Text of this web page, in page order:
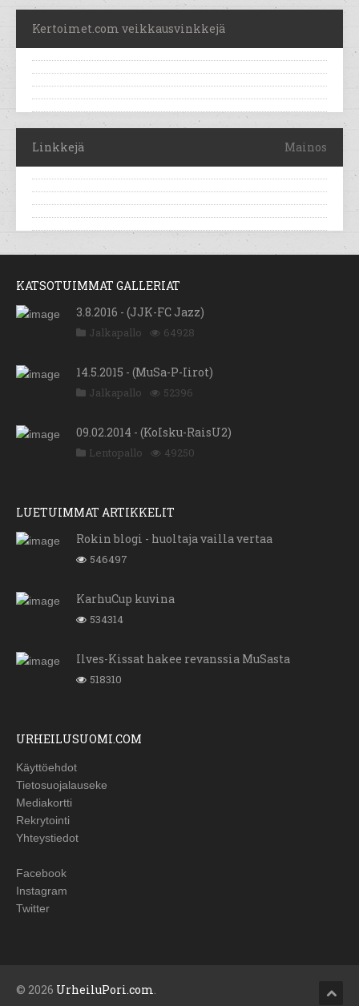
Kertoimet.com veikkausvinkkejä
Linkkejä Mainos
KATSOTUIMMAT GALLERIAT
3.8.2016 - (JJK-FC Jazz)
Jalkapallo 64928
14.5.2015 - (MuSa-P-Iirot)
Jalkapallo 52396
09.02.2014 - (KoIsku-RaisU2)
Lentopallo 49250
LUETUIMMAT ARTIKKELIT
Rokin blogi - huoltaja vailla vertaa
546497
KarhuCup kuvina
534314
Ilves-Kissat hakee revanssia MuSasta
518310
URHEILUSUOMI.COM
Käyttöehdot
Tietosuojalauseke
Mediakortti
Rekrytointi
Yhteystiedot
Facebook
Instagram
Twitter
© 2026 UrheiluPori.com.